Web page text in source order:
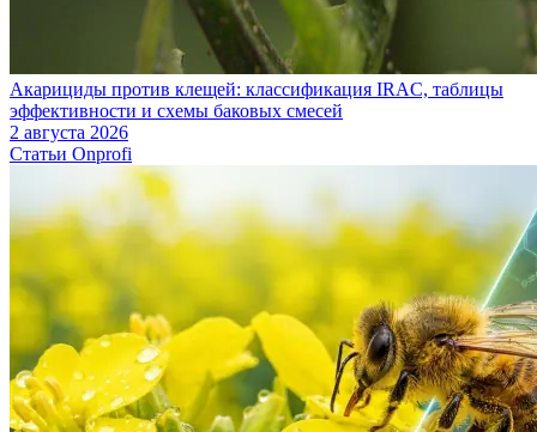
Акарициды против клещей: классификация IRAC, таблицы
эффективности и схемы баковых смесей
2 августа 2026
Статьи Onprofi